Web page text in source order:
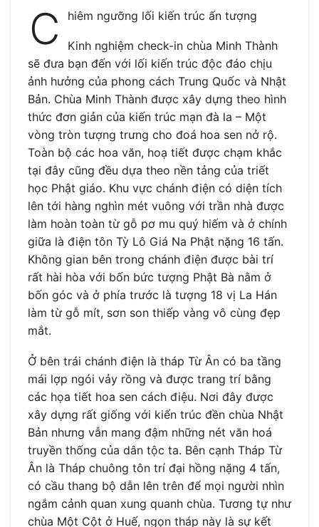
C hiêm ngưỡng lối kiến trúc ấn tượng
Kinh nghiệm check-in chùa Minh Thành
sẽ đưa bạn đến với lối kiến trúc độc đáo chịu
ảnh hưởng của phong cách Trung Quốc và Nhật
Bản. Chùa Minh Thành được xây dựng theo hình
thức đơn giản của kiến trúc mạn đà la – Một
vòng tròn tượng trưng cho đoá hoa sen nở rộ.
Toàn bộ các hoa văn, hoạ tiết được chạm khắc
tại đây cũng đều dựa theo nền tảng của triết
học Phật giáo. Khu vực chánh điện có diện tích
lên tới hàng nghìn mét vuông với trần nhà được
làm hoàn toàn từ gỗ pơ mu quý hiếm và ở chính
giữa là điện tôn Tỳ Lô Giá Na Phật nặng 16 tấn.
Không gian bên trong chánh điện được bài trí
rất hài hòa với bốn bức tượng Phật Bà nằm ở
bốn góc và ở phía trước là tượng 18 vị La Hán
làm từ gỗ mít, sơn son thiếp vàng vô cùng đẹp
mắt.
Ở bên trái chánh điện là tháp Từ Ân có ba tầng
mái lợp ngói vảy rồng và được trang trí bằng
các họa tiết hoa sen cách điệu. Nơi đây được
xây dựng rất giống với kiến trúc đền chùa Nhật
Bản nhưng vẫn mang đậm những nét văn hoá
truyền thống của dân tộc ta. Bên cạnh Tháp Từ
Ân là Tháp chuông tôn trí đại hồng nặng 4 tấn,
có cầu thang bộ dẫn lên trên để mọi người nhìn
ngắm cảnh quan xung quanh chùa. Tương tự như
chùa Một Cột ở Huế, ngọn tháp này là sự kết